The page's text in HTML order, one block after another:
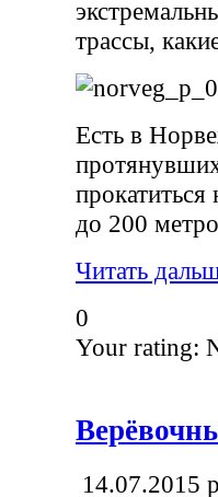
трассы,
Есть в
до 200
Читать
0
Your rating:
14.07.2015